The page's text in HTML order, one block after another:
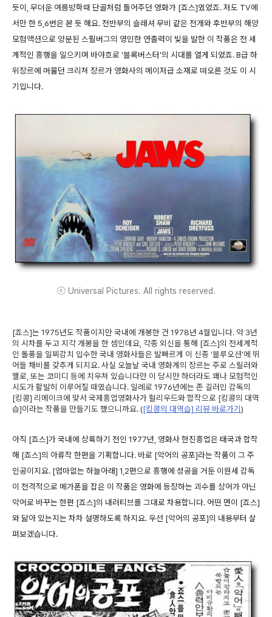
듯이, 무더운 여름방학때 단골처럼 틀어주던 영화가 [죠스]였었죠. 저도 TV에
서만 한 5,6번은 본 듯 해요. 전반부의 슬래셔 무비 같은 전개와 후반부의 해양
모험액션으로 양분된 스필버그의 영민한 연출력이 빛을 발한 이 작품은 전 세
계적인 흥행을 일으키며 바야흐로 '블록버스터'의 시대를 열게 되었죠. B급 하
위장르에 머물던 크리쳐 장르가 영화사의 메이저급 소재로 떠오른 것도 이 시
기입니다.
ⓒ Universal Pictures. All rights reserved.
[죠스]는 1975년도 작품이지만 국내에 개봉한 건 1978년 4월입니다. 약 3년
의 시차를 두고 지각 개봉을 한 셈인데요, 각종 외신을 통해 [죠스]의 전세계적
인 돌풍을 일찌감치 입수한 국내 영화사들은 발빠르게 이 신종 '블루오션'에 뛰
어들 채비를 갖추게 되지요. 사실 오늘날 국내 영화계의 장르는 주로 스릴러와
멜로, 또는 코미디 등에 치우쳐 있습니다만 이 당시만 하더라도 꽤나 모험적인
시도가 활발히 이루어질 때였습니다. 일례로 1976년에는 존 길러민 감독의
[킹콩] 리메이크에 맞서 국제흥업영화사가 헐리우드와 합작으로 [킹콩의 대역
습]이라는 작품을 만들기도 했으니까요. ([킹콩의 대역습] 리뷰 바로가기)
아직 [죠스]가 국내에 상륙하기 전인 1977년, 영화사 한진흥업은 태국과 합작
해 [죠스]의 아류작 한편을 기획합니다. 바로 [악어의 공포]라는 작품이 그 주
인공이지요. [엄마없는 하늘아래] 1,2편으로 흥행에 성공을 거둔 이원세 감독
이 전격적으로 메가폰을 잡은 이 작품은 영화에 등장하는 괴수를 상어가 아닌
악어로 바꾸는 한편 [죠스]의 내러티브를 그대로 차용합니다. 어떤 면이 [죠스]
와 닮아 있는지는 차차 설명하도록 하지요. 우선 [악어의 공포]의 내용부터 살
펴보겠습니다.